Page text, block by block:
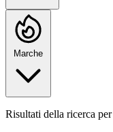
Marche
Risultati della ricerca per